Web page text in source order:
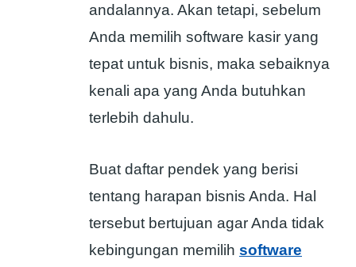
andalannya. Akan tetapi, sebelum
Anda memilih software kasir yang
tepat untuk bisnis, maka sebaiknya
kenali apa yang Anda butuhkan
terlebih dahulu.
Buat daftar pendek yang berisi
tentang harapan bisnis Anda. Hal
tersebut bertujuan agar Anda tidak
kebingungan memilih software